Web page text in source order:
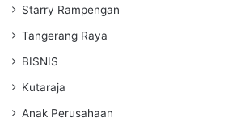
Starry Rampengan
Tangerang Raya
BISNIS
Kutaraja
Anak Perusahaan